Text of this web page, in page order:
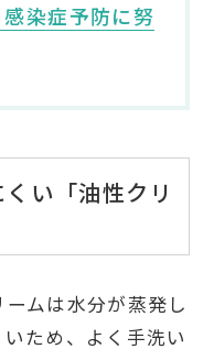
染症予防に努
い「油性クリ
ームは水分が蒸発し
ため、よく手洗い